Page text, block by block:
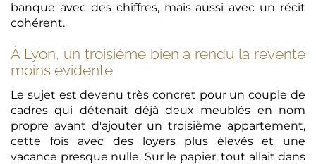
banque avec des chiffres, mais aussi avec un récit
cohérent.
À Lyon, un troisième bien a rendu la revente
moins évidente
Le sujet est devenu très concret pour un couple de
cadres qui détenait déjà deux meublés en nom
propre avant d'ajouter un troisième appartement,
cette fois avec des loyers plus élevés et une
vacance presque nulle. Sur le papier, tout allait dans